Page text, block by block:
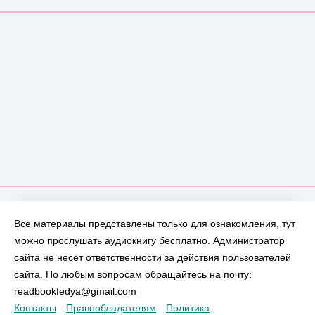
Все материалы представлены только для ознакомления, тут
можно прослушать аудиокнигу бесплатно. Администратор
сайта не несёт ответственности за действия пользователей
сайта. По любым вопросам обращайтесь на почту:
readbookfedya@gmail.com
Контакты
Правообладателям Политика